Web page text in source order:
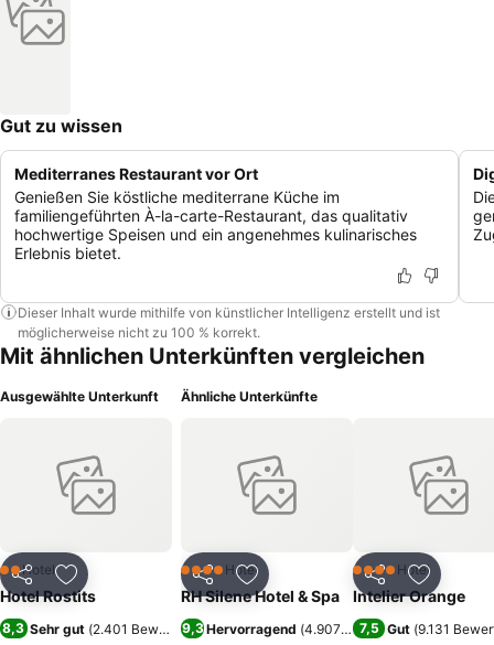
Gut zu wissen
Mediterranes Restaurant vor Ort
Genießen Sie köstliche mediterrane Küche im
familiengeführten À-la-carte-Restaurant, das qualitativ
hochwertige Speisen und ein angenehmes kulinarisches
Erlebnis bietet.
Dieser Inhalt wurde mithilfe von künstlicher Intelligenz erstellt und ist
möglicherweise nicht zu 100 % korrekt.
Mit ähnlichen Unterkünften vergleichen
Ausgewählte Unterkunft
Teilen Zu Favoriten hinzufügen
2 Sterne
Hotel
Hotel Rostits
8,3 Sehr gut (2.401 Bewertungen)
Ähnliche Unterkünfte
Teilen Zu Favoriten hinzufügen
4 SterneHotel
RH Silene Hotel & Spa
9,3Hervorragend (4.907 Bewertungen)
Teilen Zu
4 SterneHotel
Intelier Orange
7,5 Gut (9.131